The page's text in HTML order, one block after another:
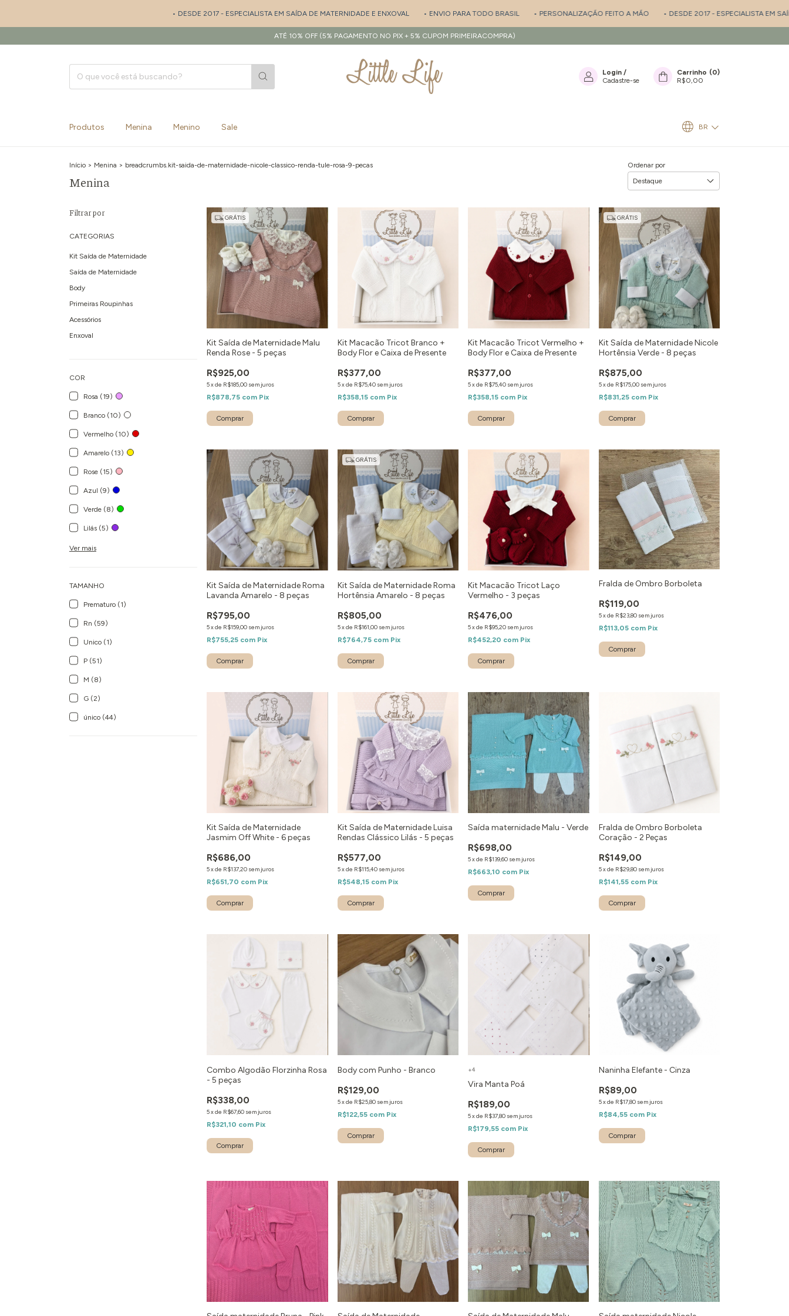
• DESDE 2017 - ESPECIALISTA EM SAÍDA DE MATERNIDADE E ENXOVAL • ENVIO PARA TODO BRASIL • PERSONALIZAÇÃO FEITO A MÃO • DESDE 2017 - ESPECIALISTA EM SAÍDA DE
ATÉ 10% OFF (5% PAGAMENTO NO PIX + 5% CUPOM PRIMEIRACOMPRA)
Login /
Cadastre-se
Carrinho (0)
R$0,00
Produtos Menina Menino Sale BR
Início > Menina > breadcrumbs.kit-saida-de-maternidade-nicole-classico-renda-tule-rosa-9-pecas
Menina
Ordenar por
Filtrar por
CATEGORIAS
Kit Saída de Maternidade
Saída de Maternidade
Body
Primeiras Roupinhas
Acessórios
Enxoval
COR
Rosa (19)
Branco (10)
Vermelho (10)
Amarelo (13)
Rose (15)
Azul (9)
Verde (8)
Lilás (5)
Ver mais
TAMANHO
Prematuro (1)
Rn (59)
Unico (1)
P (51)
M (8)
G (2)
único (44)
GRÁTIS
Kit Saída de Maternidade Malu
Renda Rose - 5 peças
R$925,00
5xde R$185,00 sem juros
R$878,75 com Pix
Comprar
Kit Macacão Tricot Branco +
Body Flor e Caixa de Presente
R$377,00
5xde R$75,40 sem juros
R$358,15 com Pix
Comprar
Kit Macacão Tricot Vermelho +
Body Flor e Caixa de Presente
R$377,00
5xde R$75,40 sem juros
R$358,15 com Pix
Comprar
GRÁTIS
Kit Saída de Maternidade Nicole
Hortênsia Verde - 8 peças
R$875,00
5xde R$175,00 sem juros
R$831,25 com Pix
Comprar
Kit Saída de Maternidade Roma
Lavanda Amarelo - 8 peças
R$795,00
5xde R$159,00 sem juros
R$755,25 com Pix
Comprar
GRÁTIS
Kit Saída de Maternidade Roma
Hortênsia Amarelo - 8 peças
R$805,00
5xde R$161,00 sem juros
R$764,75 com Pix
Comprar
Kit Macacão Tricot Laço
Vermelho - 3 peças
R$476,00
5xde R$95,20 sem juros
R$452,20 com Pix
Comprar
Fralda de Ombro Borboleta
R$119,00
5xde R$23,80 sem juros
R$113,05 com Pix
Kit Saída de Maternidade
Jasmim Off White - 6 peças
R$686,00
5xde R$137,20 sem juros
R$651,70 com Pix
Comprar
Kit Saída de Maternidade Luisa
Rendas Clássico Lilás - 5 peças
R$577,00
5xde R$115,40 sem juros
R$548,15 com Pix
Comprar
Saída maternidade Malu - Verde
R$698,00
5xde R$139,60 sem juros
R$663,10 com Pix
Comprar
Fralda de Ombro Borboleta
Coração - 2 Peças
R$149,00
5xde R$29,80 sem juros
R$141,55 com Pix
Combo Algodão Florzinha Rosa
- 5 peças
R$338,00
5xde R$67,60 sem juros
R$321,10 com Pix
Body com Punho - Branco
R$129,00
5xde R$25,80 sem juros
R$122,55 com Pix
Vira Manta Poá
R$189,00
5xde R$37,80 sem juros
R$179,55 com Pix
+4
Comprar
Naninha Elefante - Cinza
R$89,00
5xde R$17,80 sem juros
R$84,55 com Pix